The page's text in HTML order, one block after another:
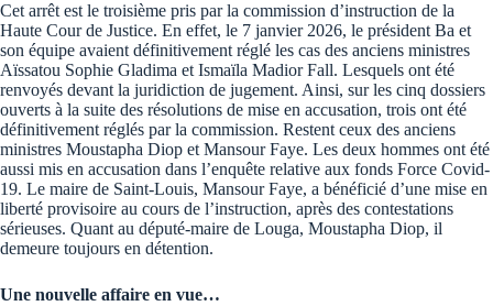
Cet arrêt est le troisième pris par la commission d’instruction de la
Haute Cour de Justice. En effet, le 7 janvier 2026, le président Ba et
son équipe avaient définitivement réglé les cas des anciens ministres
Aïssatou Sophie Gladima et Ismaïla Madior Fall. Lesquels ont été
renvoyés devant la juridiction de jugement. Ainsi, sur les cinq dossiers
ouverts à la suite des résolutions de mise en accusation, trois ont été
définitivement réglés par la commission. Restent ceux des anciens
ministres Moustapha Diop et Mansour Faye. Les deux hommes ont été
aussi mis en accusation dans l’enquête relative aux fonds Force Covid-
19. Le maire de Saint-Louis, Mansour Faye, a bénéficié d’une mise en
liberté provisoire au cours de l’instruction, après des contestations
sérieuses. Quant au député-maire de Louga, Moustapha Diop, il
demeure toujours en détention.
Une nouvelle affaire en vue…